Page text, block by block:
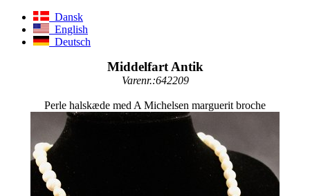
Dansk
English
Deutsch
Middelfart Antik
Varenr.:642209
Perle halskæde med A Michelsen marguerit broche